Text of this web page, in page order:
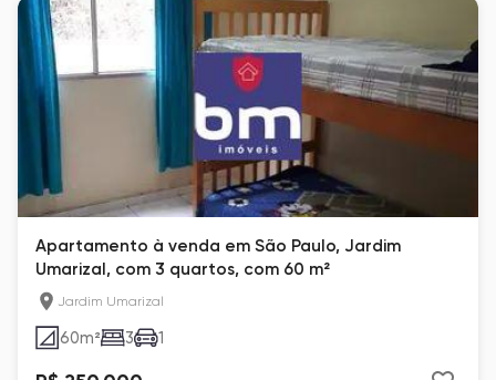
Apartamento à venda em São Paulo, Jardim
Umarizal, com 3 quartos, com 60 m²
Jardim Umarizal
60m² 3 1